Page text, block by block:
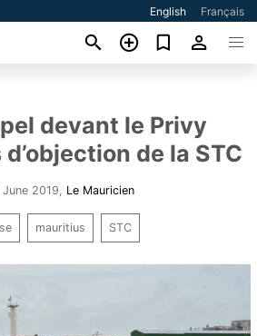
English Français
devant le Privy
de la STC
2019 Le Mauricien
mauritius STC